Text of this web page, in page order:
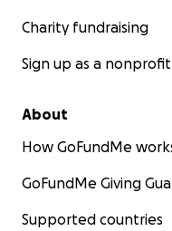
Charity fundraising
Sign up as a nonprofit
About
How GoFundMe
GoFundMe Giving
Supported countries